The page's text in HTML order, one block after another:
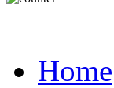
Home